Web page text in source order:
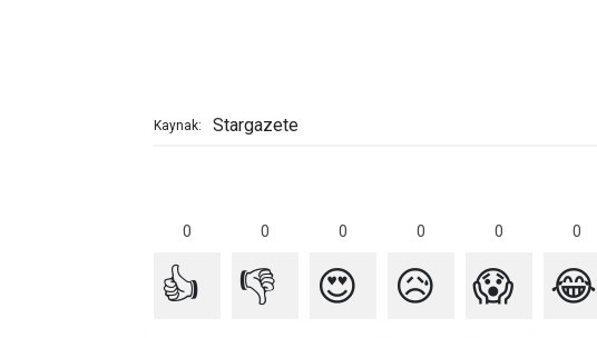
Kaynak: Stargazete
0 0 0 0 0 0
👍 👎 😍 😥 😱 😂